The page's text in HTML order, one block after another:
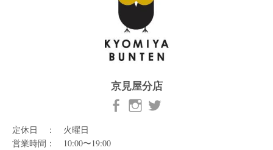
京見屋分店
定休日 ： 火曜日
営業時間： 10:00〜19:00